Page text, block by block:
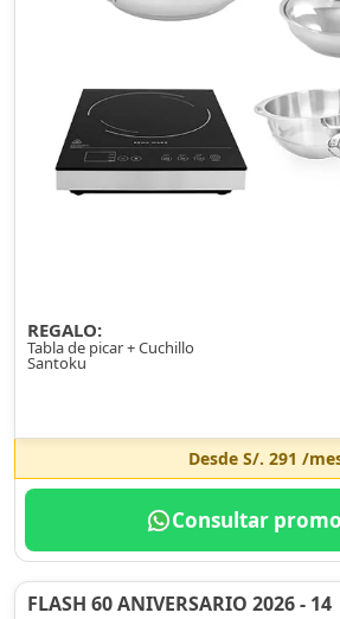
REGALO:
Tabla de picar + Cuchillo
Santoku
Desde S/. 291 /
Consultar
FLASH 60 ANIVERSARIO 2026 - 14